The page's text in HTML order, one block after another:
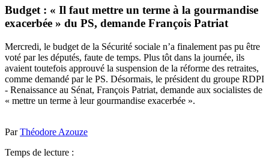
Budget : « Il faut mettre un terme à la gourmandise
exacerbée » du PS, demande François Patriat
Mercredi, le budget de la Sécurité sociale n’a finalement pas pu être
voté par les députés, faute de temps. Plus tôt dans la journée, ils
avaient toutefois approuvé la suspension de la réforme des retraites,
comme demandé par le PS. Désormais, le président du groupe RDPI
- Renaissance au Sénat, François Patriat, demande aux socialistes de
« mettre un terme à leur gourmandise exacerbée ».
ParThéodore Azouze
Temps de lecture :